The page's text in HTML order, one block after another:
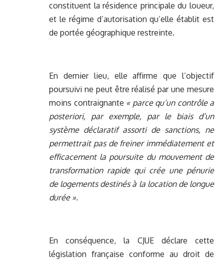
constituent la résidence principale du loueur,
et le régime d’autorisation qu’elle établit est
de portée géographique restreinte.
En dernier lieu, elle affirme que l’objectif
poursuivi ne peut être réalisé par une mesure
moins contraignante « parce qu’un contrôle a
posteriori, par exemple, par le biais d’un
système déclaratif assorti de sanctions, ne
permettrait pas de freiner immédiatement et
efficacement la poursuite du mouvement de
transformation rapide qui crée une pénurie
de logements destinés à la location de longue
durée ».
En conséquence, la CJUE déclare cette
législation française conforme au droit de